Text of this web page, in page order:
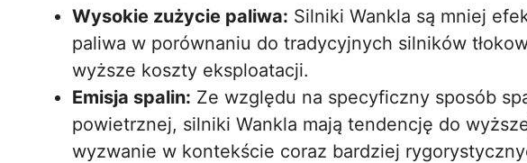
Wysokie zużycie paliwa: Silniki Wankla są mniej
paliwa w porównaniu do tradycyjnych silników
wyższe koszty eksploatacji.
Emisja spalin: Ze względu na specyficzny sposób
powietrznej, silniki Wankla mają tendencję do
wyzwanie w kontekście coraz bardziej